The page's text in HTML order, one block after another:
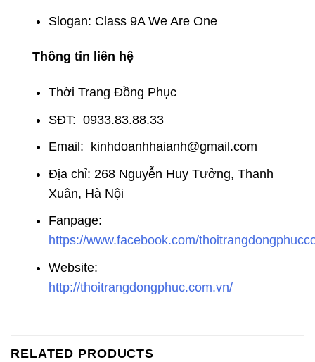
Slogan: Class 9A We Are One
Thông tin liên hệ
Thời Trang Đồng Phục
SĐT: 0933.83.88.33
Email: kinhdoanhhaianh@gmail.com
Địa chỉ: 268 Nguyễn Huy Tưởng, Thanh
Xuân, Hà Nội
Fanpage:
https://www.facebook.com/
Website:
http://thoitrangdongphuc.com.vn/
RELATED PRODUCTS